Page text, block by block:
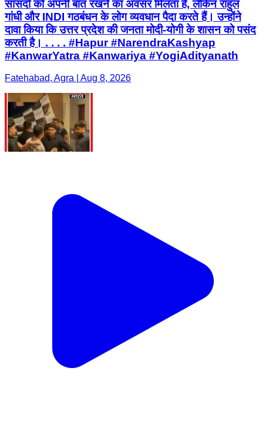
सांसदों को अपनी बात रखने का अवसर मिलता है, लेकिन राहुल
गांधी और INDI गठबंधन के लोग व्यवधान पैदा करते हैं। उन्होंने
दावा किया कि उत्तर प्रदेश की जनता मोदी-योगी के शासन को पसंद
करती है। . . . . #Hapur #NarendraKashyap
#KanwarYatra #Kanwariya #YogiAdityanath
Fatehabad, Agra | Aug 8, 2026